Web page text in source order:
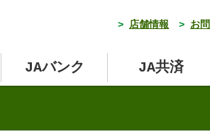
> 店舗情報 > お
JAバンク JA共済